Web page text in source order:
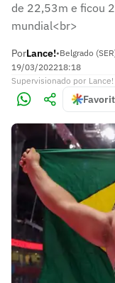
de 22,53m e ficou
mundial<br>
PorLance!•Belgrado
19/03/202218:18
Supervisionado por Lance!